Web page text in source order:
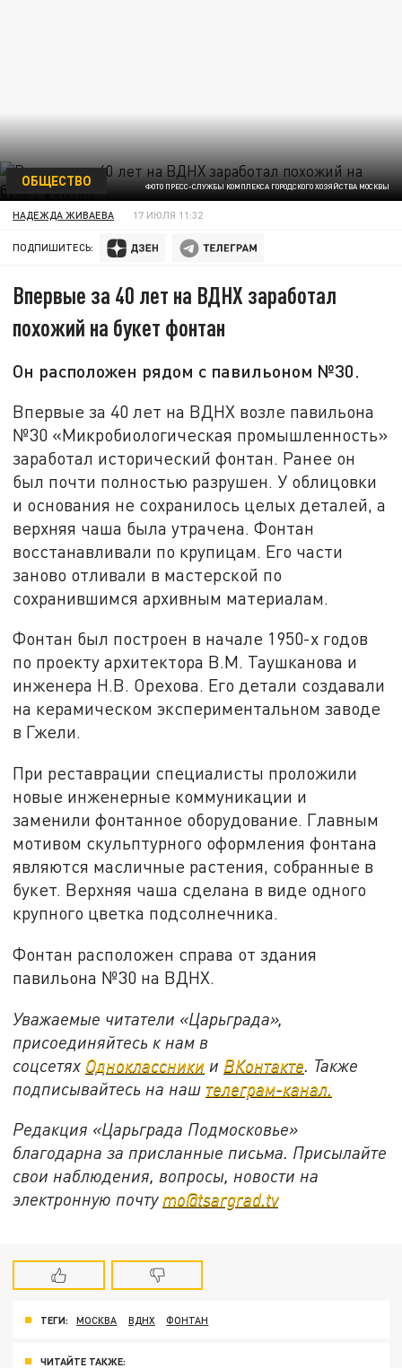
ФОТО ПРЕСС-СЛУЖБЫ КОМПЛЕКСА ГОРОДСКОГО ХОЗЯЙСТВА МОСКВЫ
ОБЩЕСТВО
НАДЕЖДА ЖИВАЕВА 17 ИЮЛЯ 11:32
ПОДПИШИТЕСЬ:
Впервые за 40 лет на ВДНХ заработал
похожий на букет фонтан
Он расположен рядом с павильоном №30.
Впервые за 40 лет на ВДНХ возле павильона
№30 «Микробиологическая промышленность»
заработал исторический фонтан. Ранее он
был почти полностью разрушен. У облицовки
и основания не сохранилось целых деталей, а
верхняя чаша была утрачена. Фонтан
восстанавливали по крупицам. Его части
заново отливали в мастерской по
сохранившимся архивным материалам.
Фонтан был построен в начале 1950-х годов
по проекту архитектора В.М. Таушканова и
инженера Н.В. Орехова. Его детали создавали
на керамическом экспериментальном заводе
в Гжели.
При реставрации специалисты проложили
новые инженерные коммуникации и
заменили фонтанное оборудование. Главным
мотивом скульптурного оформления фонтана
являются масличные растения, собранные в
букет. Верхняя чаша сделана в виде одного
крупного цветка подсолнечника.
Фонтан расположен справа от здания
павильона №30 на ВДНХ.
Уважаемые читатели «Царьграда»,
присоединяйтесь к нам в
соцсетях Одноклассники и ВКонтакте . Также
подписывайтесь на наш телеграм-канал.
Редакция «Царьграда Подмосковье»
благодарна за присланные письма. Присылайте
свои наблюдения, вопросы, новости на
электронную почту mo@tsargrad.tv
ТЕГИ: МОСКВА ВДНХ ФОНТАН
ЧИТАЙТЕ ТАКЖЕ: